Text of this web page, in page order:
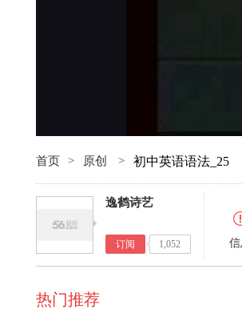
首页 > 原创 > 初中英语语法_25
逸鹤诗艺
订阅 1,052 信
热门推荐